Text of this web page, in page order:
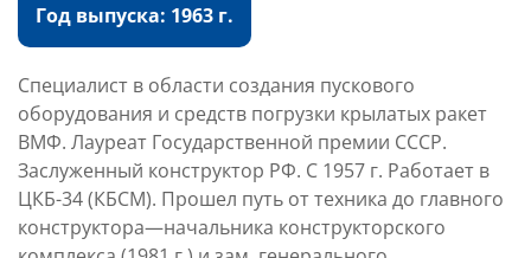
Год выпуска: 1963 г.
Специалист в области создания пускового
оборудования и средств погрузки крылатых ракет
ВМФ. Лауреат Государственной премии СССР.
Заслуженный конструктор РФ. С 1957 г. Работает в
ЦКБ-34 (КБСМ). Прошел путь от техника до главного
конструктора—начальника конструкторского